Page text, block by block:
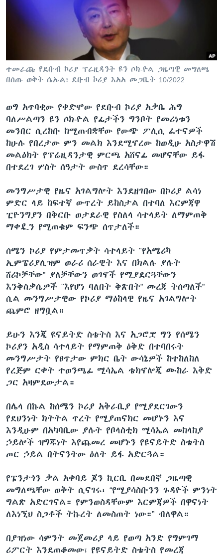
ቋንቋዎች
ተመራጩ የደቡብ ኮሪያ ፕሬዚዳንት ዩን ሶክ-ዮል ጋዜጣዊ መግለጫ
በሰጡ ወቅት ሴኡል፣ ደቡብ ኮሪያ እአአ መጋቢት 10/2022
ወግ አጥባቂው የቀድሞው የደቡብ ኮሪያ አቃቤ ሕግ
ባለሥልጣን ዩን ሶክ-ዮል የፊታችን ግንቦት የመሪነቱን
መንበር ሲረከቡ ከሚጠብቋቸው የውጭ ፖሊሲ ፈተናዎች
ከሁሉ የበረታው ምን መልክ እንደሚኖረው ከወዲሁ አስታዋሽ
መልዕክት የፕሬዚዳንታዊ ምርጫ አሸናፊ መሆናቸው ይፋ
በተደረገ ሦስት ሰዓታት ውስጥ ደረሳቸው።
መንግሥታዊ የዜና አገልግሎት እንደዘገበው በኮሪያ ልሳነ
ምድር ላይ ከፍተኛ ውጥረት ይከስታል በተባለ እርምጃዋ
ፒዮንግያን በቅርቡ ወታደራዊ የስለላ ሳተላይት ለማምጠቅ
ማቀዷን የሚጠቁም ፍንጭ ሰጥታለች።
ሰሜን ኮሪያ የምታመጥቃት ሳተላይት "የአሜሪካ
ኢምፔሪያሊዝም ወራሪ ሰራዊት እና በክልሉ ያሉት
ሸሪኮቻቸው” ያለቻቸውን ወገኖች የሚያደርጓቸውን
እንቅስቃሴዎች "እየሆነ ባለበት ቅጽበት” መረጃ ትሰጣለች”
ሲል መንግሥታዊው የኮሪያ ማዕከላዊ የዜና አገልግሎት
ጨምሮ ዘግቧል።
ይሁን እንጂ ዩናይትድ ስቴትስ እና አጋሮቿ ግን የሰሜን
ኮሪያን አዲስ ሳተላይት የማምጠቅ ዕቅድ በተባበሩት
መንግሥታት የፀጥታው ምክር ቤት ውሳኔዎች ከተከለከለ
የረጅም ርቀት ተወንጫፊ ሚሳኤል ቴክኖሎጂ ሙከራ እቅድ
ጋር አዛምደውታል።
በሌላ በኩል ከሰሜን ኮሪያ አቅራቢያ የሚያደርገውን
የደህንነት ክትትል ጥረት የሚያጠናክር መሆኑን እና
እንዲሁም በአካባቢው ያሉት የቦላስቲክ ሚሳኤል መከላከያ
ኃይሎች ዝግጁነት እየጨመረ መሆኑን የዩናይትድ ስቴትስ
ጦር ኃይል በትናንትው ዕለት ይፋ አድርጓል።
የፔንታጎን ቃል አቀባይ ጆን ኪርቢ በመደበኛ ጋዜጣዊ
መግለጫቸው ወቅት ሲናገሩ፡ “የሚያሳስቡንን ጉዳዮች ምንነት
ግልጽ አድርገናል። የምንወስዳቸውም እርምጃዎች በዋናነት
ለእነኚህ ስጋቶች ትኩረት ለመስጠት ነው።” ብለዋል።
በያዝነው ሳምንት መጀመሪያ ላይ የወጣ አንድ የግምገማ
ሪፖርት እንደጠቆመው፣ የዩናይትድ ስቴትስ የመረጃ